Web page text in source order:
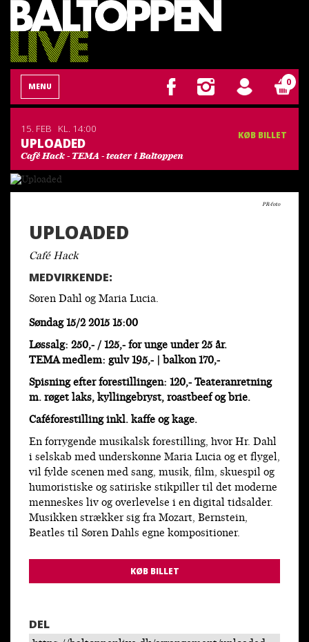
MENU 0
15. FEB KL. 14:00
UPLOADED
Café Hack - TEMA - teater i Baltoppen
KØB BILLET
PR-foto
UPLOADED
Café Hack
MEDVIRKENDE:
Søren Dahl og Maria Lucia.
Søndag 15/2 2015 15:00
Løssalg: 250,- / 125,- for unge under 25 år.
TEMA medlem: gulv 195,- | balkon 170,-
Spisning efter forestillingen: 120,-Teateranretning
m. røget laks, kyllingebryst, roastbeef og brie.
Caféforestilling inkl. kaffe og kage.
En forrygende musikalsk forestilling, hvor Hr. Dahl
i selskab med underskønne Maria Lucia og et flygel,
vil fylde scenen med sang, musik, film, skuespil og
humoristiske og satiriske stikpiller til det moderne
menneskes liv og overlevelse i en digital tidsalder.
Musikken strækker sig fra Mozart, Bernstein,
Beatles til Søren Dahls egne kompositioner.
KØB BILLET
DEL